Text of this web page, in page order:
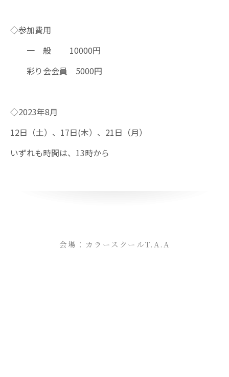
◇参加費用
一 般 10000円
彩り会会員 5000円
◇2023年8月
12日（土）、17日(木）、21日（月）
いずれも時間は、13時から
会場：カラースクールT.A.A